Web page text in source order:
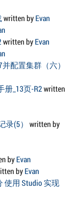
written byEvan
written byEvan
并配置集群（六）
册_13页-R2written
录(5）
written by
byEvan
byEvan
使用 Studio 实现